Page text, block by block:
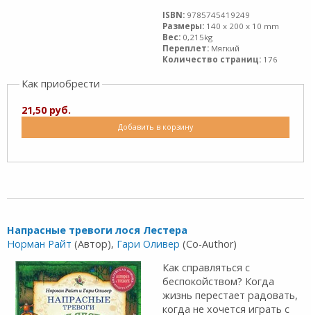
ISBN: 9785745419249
Размеры: 140 x 200 x 10 mm
Вес: 0,215kg
Переплет: Мягкий
Количество страниц: 176
Как приобрести
21,50 руб.
Добавить в корзину
Напрасные тревоги лося Лестера
Норман Райт (Автор), Гари Оливер (Co-Author)
Как справляться с
беспокойством? Когда
жизнь перестает радовать,
когда не хочется играть с